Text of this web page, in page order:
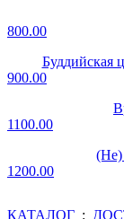
800.00
Буддийская
900.00
1100.00
(Не)
1200.00
КАТАЛОГ :